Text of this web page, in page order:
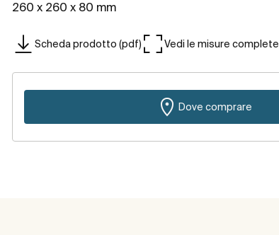
260 x 260 x 80 mm
Scheda prodotto (pdf) Vedi le misure complete
Dove comprare